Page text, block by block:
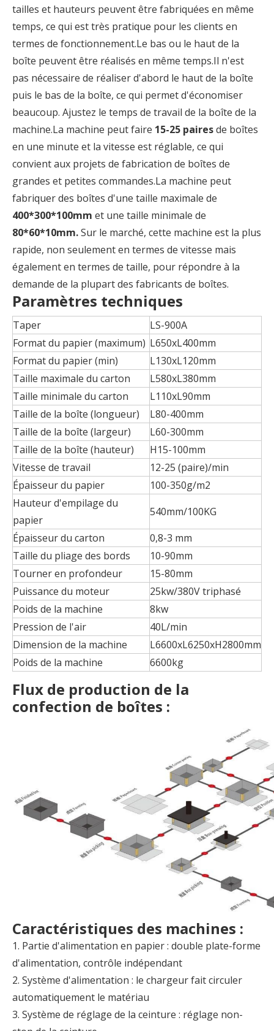
tailles et hauteurs peuvent être fabriquées en même
temps, ce qui est très pratique pour les clients en
termes de fonctionnement.Le bas ou le haut de la
boîte peuvent être réalisés en même temps.Il n'est
pas nécessaire de réaliser d'abord le haut de la boîte
puis le bas de la boîte, ce qui permet d'économiser
beaucoup. Ajustez le temps de travail de la boîte de la
machine.La machine peut faire 15-25 pairesde boîtes
en une minute et la vitesse est réglable, ce qui
convient aux projets de fabrication de boîtes de
grandes et petites commandes.La machine peut
fabriquer des boîtes d'une taille maximale de
400*300*100mm et une taille minimale de
80*60*10mm.Sur le marché, cette machine est la plus
rapide, non seulement en termes de vitesse mais
également en termes de taille, pour répondre à la
demande de la plupart des fabricants de boîtes.
Paramètres techniques
Taper
LS-900A
Format du papier (maximum) L650xL400mm
Format du papier (min)
L130xL120mm
Taille maximale du carton
L580xL380mm
Taille minimale du carton
L110xL90mm
Taille de la boîte (longueur)
L80-400mm
Taille de la boîte (largeur)
L60-300mm
Taille de la boîte (hauteur)
H15-100mm
Vitesse de travail
12-25 (paire)/min
Épaisseur du papier
100-350g/m2
Hauteur d'empilage du
papier
540mm/100KG
Épaisseur du carton
0,8-3 mm
Taille du pliage des bords
10-90mm
Tourner en profondeur
15-80mm
Puissance du moteur
25kw/380V triphasé
Poids de la machine
8kw
Pression de l'air
40L/min
Dimension de la machine
L6600xL6250xH2800mm
Poids de la machine
6600kg
Flux de production de la
confection de boîtes :
Caractéristiques des machines :
1. Partie d'alimentation en papier : double plate-forme
d'alimentation, contrôle indépendant
2. Système d'alimentation : le chargeur fait circuler
automatiquement le matériau
3. Système de réglage de la ceinture : réglage non-